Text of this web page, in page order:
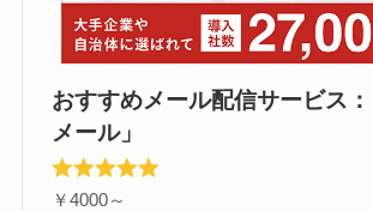
おすすめメール配信サービス
メール」
￥4000～